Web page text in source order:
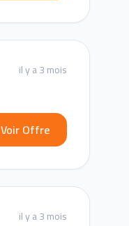
il y a 3 mois
Voir Offre
il y a 3 mois